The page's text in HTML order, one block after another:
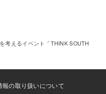
考えるイベント「THINK SOUTH
報の取り扱いについて